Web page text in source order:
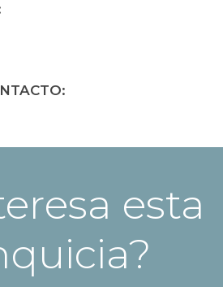
esta